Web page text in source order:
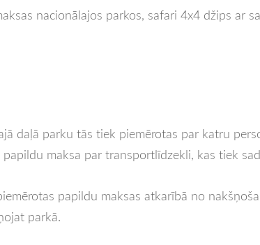
nacionālajos parkos, safari 4x4 džips ar
daļā parku tās tiek piemērotas par katru
maksa par transportlīdzekli, kas tiek
papildu maksas atkarībā no
parkā.